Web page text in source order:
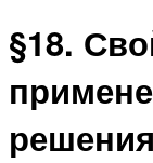
§18.
решения